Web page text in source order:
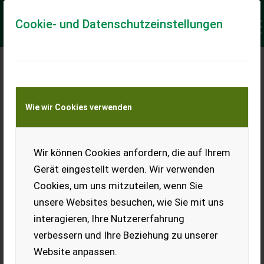
Cookie- und Datenschutzeinstellungen
Wie wir Cookies verwenden
Wir können Cookies anfordern, die auf Ihrem
Gerät eingestellt werden. Wir verwenden
Cookies, um uns mitzuteilen, wenn Sie
unsere Websites besuchen, wie Sie mit uns
interagieren, Ihre Nutzererfahrung
verbessern und Ihre Beziehung zu unserer
Website anpassen.
Meine Transportkostenanfrage
Transport von Land- und Baumaschinen –
KEINE Tiertransporte
Ladeort
Ort